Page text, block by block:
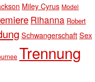
Miley Cyrus Model
Rihanna Robert
SchwangerschaftSex
Trennung